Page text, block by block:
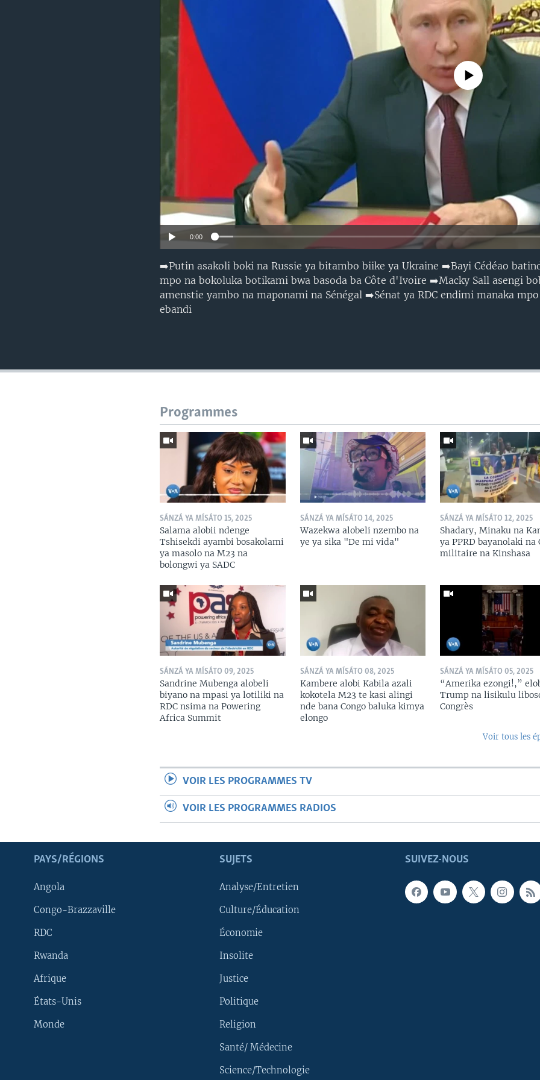
No media source currently
0:00
➡️Putin asakoli boki na Russie ya bitambo biike ya Ukraine ➡️Bayi Cédéao
mpo na bokoluka botikami bwa basoda ba Côte d'Ivoire ➡️Macky Sall asengi
amenstie yambo na maponami na Sénégal ➡️Sénat ya RDC endimi manaka
ebandi
Programmes
SÁNZÁ YA MÍSÁTO 15, 2025
Salama alobii ndenge
Tshisekdi ayambi bosakolami
ya masolo na M23 na
bolongwi ya SADC
SÁNZÁ YA MÍSÁTO 14, 2025
Wazekwa alobeli nzembo na
ye ya sika "De mi vida"
SÁNZÁ YA MÍSÁTO 12, 2025
Shadary, Minaku na
ya PPRD bayanolaki na
militaire na Kinshasa
SÁNZÁ YA MÍSÁTO 09, 2025
Sandrine Mubenga alobeli
biyano na mpasi ya lotiliki na
RDC nsima na Powering
Africa Summit
SÁNZÁ YA MÍSÁTO 08, 2025
Kambere alobi Kabila azali
kokotela M23 te kasi alingi
nde bana Congo baluka kimya
elongo
SÁNZÁ YA MÍSÁTO 05, 2025
“Amerika ezongi!,”
Trump na lisikulu
Congrès
Voir tous les
VOIR LES PROGRAMMES TV
VOIR LES PROGRAMMES RADIOS
SUIVEZ-NOUS
PAYS/RÉGIONS
Angola
Congo-Brazzaville
RDC
Rwanda
Afrique
États-Unis
Monde
SUJETS
Analyse/Entretien
Culture/Éducation
Économie
Insolite
Justice
Politique
Religion
Santé/ Médecine
Science/Technologie